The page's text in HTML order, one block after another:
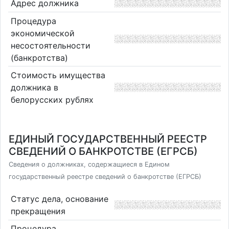
Адрес должника
Процедура
экономической
несостоятельности
(банкротства)
Стоимость имущества
должника в
белорусских рублях
ЕДИНЫЙ ГОСУДАРСТВЕННЫЙ РЕЕСТР
СВЕДЕНИЙ О БАНКРОТСТВЕ (ЕГРСБ)
Сведения о должниках, содержащиеся в Едином
государственный реестре сведений о банкротстве (ЕГРСБ)
Статус дела, основание
прекращения